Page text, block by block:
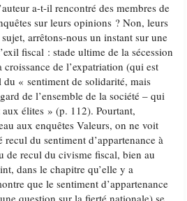
a-t-il rencontré des membres de
sur leurs opinions ? Non, leurs
arrêtons-nous un instant sur une
fiscal : stade ultime de la sécession
croissance de l’expatriation (qui est
du « sentiment de solidarité, mais
de l’ensemble de la société – qui
élites » (p. 112). Pourtant,
aux enquêtes Valeurs, on ne voit
recul du sentiment d’appartenance à
de recul du civisme fiscal, bien au
dans le chapitre qu’elle y a
que le sentiment d’appartenance
question sur la fierté nationale) se